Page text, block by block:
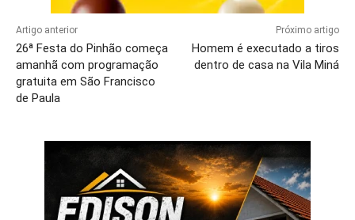
Artigo anterior
26ª Festa do Pinhão começa
amanhã com programação
gratuita em São Francisco
de Paula
Próximo artigo
Homem é executado a tiros
dentro de casa na Vila Miná